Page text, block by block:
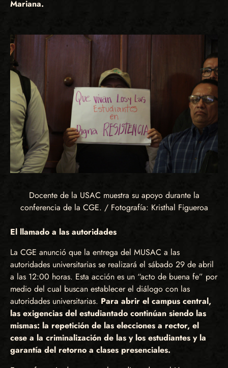
Mariana.
Docente de la USAC muestra su apoyo durante la
conferencia de la CGE. / Fotografía: Kristhal Figueroa
El llamado a las autoridades
La CGE anunció que la entrega del MUSAC a las
autoridades universitarias se realizará el sábado 29 de abril
a las 12:00 horas. Esta acción es un “acto de buena fe” por
medio del cual buscan establecer el diálogo con las
autoridades universitarias. Para abrir el campus central,
las exigencias del estudiantado continúan siendo las
mismas: la repetición de las elecciones a rector, el
cese a la criminalización de las y los estudiantes y la
garantía del retorno a clases presenciales.